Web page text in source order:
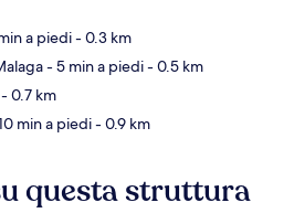
a piedi- 0.3 km
- 5 min a piedi- 0.5 km
- 0.7 km
min a piedi- 0.9 km
questa struttura